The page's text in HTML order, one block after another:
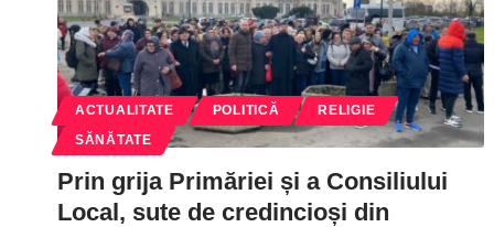
ACTUALITATE POLITICĂ RELIGIE
SĂNĂTATE
Prin grija Primăriei și a Consiliului
Local, sute de credincioși din